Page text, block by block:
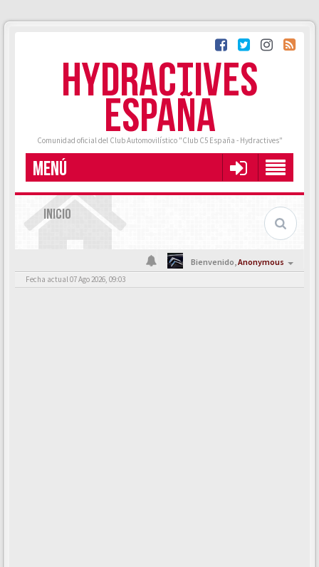
HYDRACTIVES
ESPAÑA
Comunidad oficial del Club Automovilístico "Club C5 España - Hydractives"
MENÚ
INICIO
Bienvenido,Anonymous
Fecha actual 07 Ago 2026, 09:03